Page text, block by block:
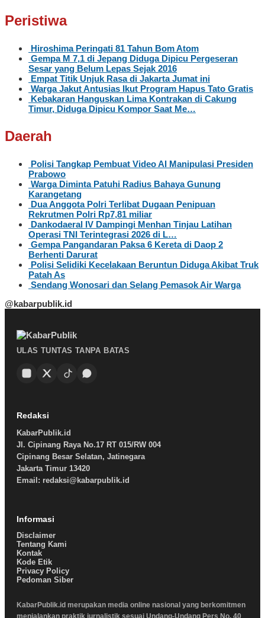
Peristiwa
Hiroshima Peringati 81 Tahun Bom Atom
Gempa M 7,1 di Jepang Diduga Dipicu Pergeseran
Sesar yang Belum Lepas Sejak 2016
Empat Titik Unjuk Rasa di Jakarta Jumat ini
Warga Jakut Antusias Ikut Program Hapus Tato Gratis
Kebakaran Hanguskan Lima Kontrakan di Cakung
Timur, Diduga Dipicu Kompor Saat Me…
Daerah
Polisi Tangkap Pembuat Video AI Manipulasi Presiden
Prabowo
Warga Diminta Patuhi Radius Bahaya Gunung
Karangetang
Dua Anggota Polri Terlibat Dugaan Penipuan
Rekrutmen Polri Rp7,81 miliar
Dankodaeral IV Dampingi Menhan Tinjau Latihan
Operasi TNI Terintegrasi 2026 di L…
Gempa Pangandaran Paksa 6 Kereta di Daop 2
Berhenti Darurat
Polisi Selidiki Kecelakaan Beruntun Diduga Akibat Truk
Patah As
Sendang Wonosari dan Selang Pemasok Air Warga
@kabarpublik.id
ULAS TUNTAS TANPA BATAS
Redaksi
KabarPublik.id
Jl. Cipinang Raya No.17 RT 015/RW 004
Cipinang Besar Selatan, Jatinegara
Jakarta Timur 13420
Email: redaksi@kabarpublik.id
Informasi
Disclaimer
Tentang Kami
Kontak
Kode Etik
Privacy Policy
Pedoman Siber
KabarPublik.id merupakan media online nasional yang berkomitmen
menjalankan praktik jurnalistik sesuai Undang-Undang Pers No. 40